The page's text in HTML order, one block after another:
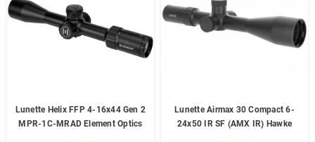
Lunette Helix FFP 4-16x44 Gen 2
MPR-1C-MRAD Element Optics
Lunette Airmax 30 Compact 6-
24x50 IR SF (AMX IR) Hawke